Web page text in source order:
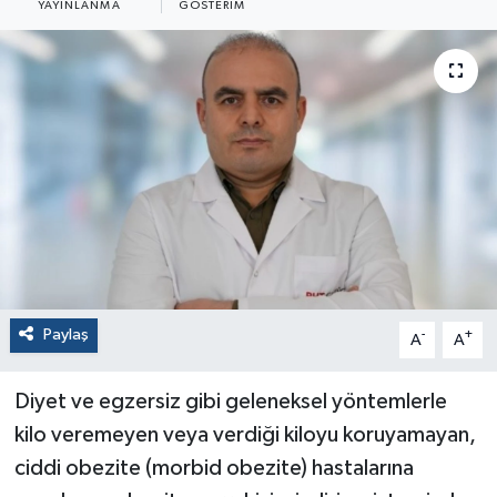
YAYINLANMA GÖSTERIM
Paylaş A- A+
Diyet ve egzersiz gibi geleneksel yöntemlerle
kilo veremeyen veya verdiği kiloyu koruyamayan,
ciddi obezite (morbid obezite) hastalarına